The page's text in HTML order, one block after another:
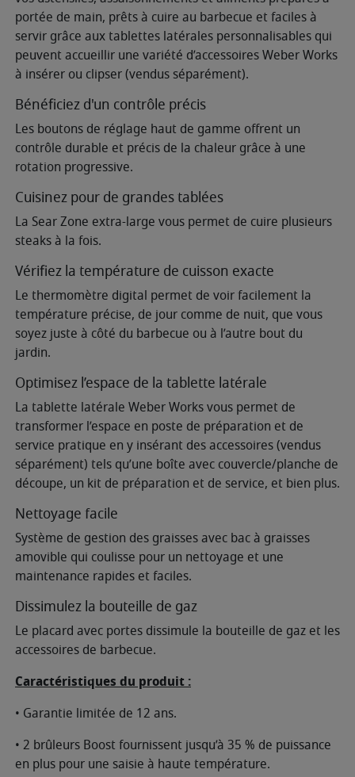
portée de main, prêts à cuire au barbecue et faciles à
servir grâce aux tablettes latérales personnalisables qui
peuvent accueillir une variété d’accessoires Weber Works
à insérer ou clipser (vendus séparément).
Bénéficiez d'un contrôle précis
Les boutons de réglage haut de gamme offrent un
contrôle durable et précis de la chaleur grâce à une
rotation progressive.
Cuisinez pour de grandes tablées
La Sear Zone extra-large vous permet de cuire plusieurs
steaks à la fois.
Vérifiez la température de cuisson exacte
Le thermomètre digital permet de voir facilement la
température précise, de jour comme de nuit, que vous
soyez juste à côté du barbecue ou à l’autre bout du
jardin.
Optimisez l’espace de la tablette latérale
La tablette latérale Weber Works vous permet de
transformer l’espace en poste de préparation et de
service pratique en y insérant des accessoires (vendus
séparément) tels qu’une boîte avec couvercle/planche de
découpe, un kit de préparation et de service, et bien plus.
Nettoyage facile
Système de gestion des graisses avec bac à graisses
amovible qui coulisse pour un nettoyage et une
maintenance rapides et faciles.
Dissimulez la bouteille de gaz
Le placard avec portes dissimule la bouteille de gaz et les
accessoires de barbecue.
Caractéristiques du produit :
• Garantie limitée de 12 ans.
• 2 brûleurs Boost fournissent jusqu’à 35 % de puissance
en plus pour une saisie à haute température.